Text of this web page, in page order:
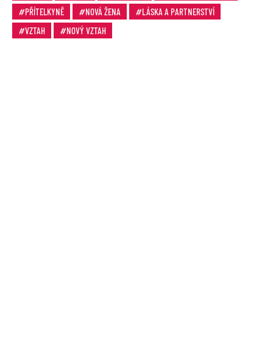
PŘÍTELKYNĚ
NOVÁ ŽENA
LÁSKA A PARTNERSTVÍ
VZTAH
NOVÝ VZTAH